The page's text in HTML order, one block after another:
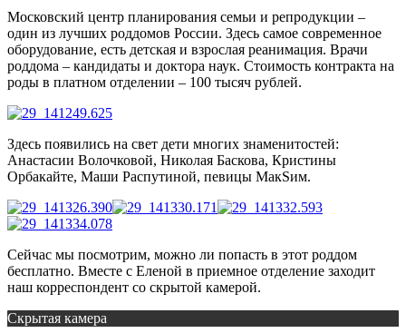
Московский центр планирования семьи и репродукции –
один из лучших роддомов России. Здесь самое современное
оборудование, есть детская и взрослая реанимация. Врачи
роддома – кандидаты и доктора наук. Стоимость контракта на
роды в платном отделении – 100 тысяч рублей.
Здесь появились на свет дети многих знаменитостей:
Анастасии Волочковой, Николая Баскова, Кристины
Орбакайте, Маши Распутиной, певицы МакSим.
Сейчас мы посмотрим, можно ли попасть в этот роддом
бесплатно. Вместе с Еленой в приемное отделение заходит
наш корреспондент со скрытой камерой.
Скрытая камера